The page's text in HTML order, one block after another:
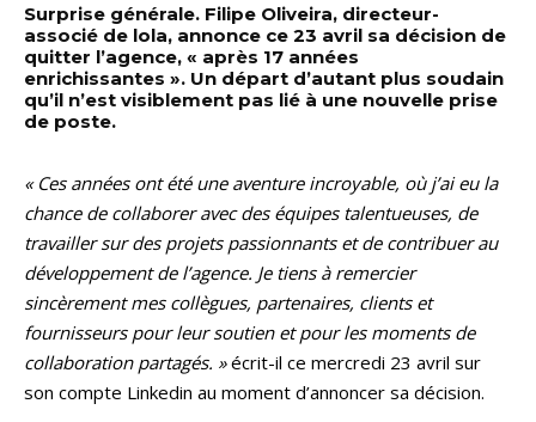
Surprise générale. Filipe Oliveira, directeur-
associé de lola, annonce ce 23 avril sa décision de
quitter l’agence, « après 17 années
enrichissantes ». Un départ d’autant plus soudain
qu’il n’est visiblement pas lié à une nouvelle prise
de poste.
« Ces années ont été une aventure incroyable, où j’ai eu la
chance de collaborer avec des équipes talentueuses, de
travailler sur des projets passionnants et de contribuer au
développement de l’agence. Je tiens à remercier
sincèrement mes collègues, partenaires, clients et
fournisseurs pour leur soutien et pour les moments de
collaboration partagés. »écrit-il ce mercredi 23 avril sur
son compte Linkedin au moment d’annoncer sa décision.